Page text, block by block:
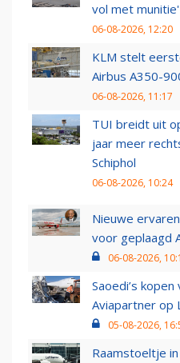
vol met munitie'
06-08-2026, 12:20
KLM stelt
Airbus A350-
06-08-2026, 11:17
TUI breidt uit
jaar meer
Schiphol
06-08-2026, 10:24
Nieuwe
voor geplaagd
06-08-2026,
Saoedi’s
Aviapartner op
05-08-2026,
Raamstoeltje